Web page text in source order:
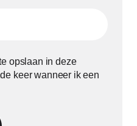
opslaan in deze
keer wanneer ik een